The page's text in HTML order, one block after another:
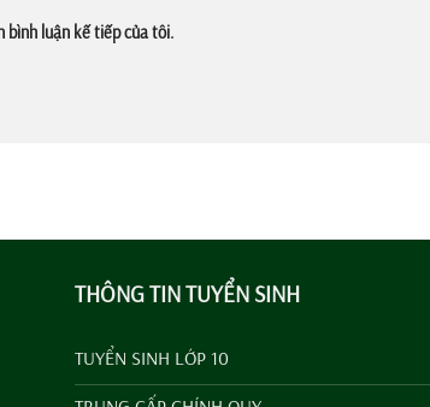
bình luận kế tiếp của tôi.
THÔNG TIN TUYỂN SINH
TUYỂN SINH LỚP 10